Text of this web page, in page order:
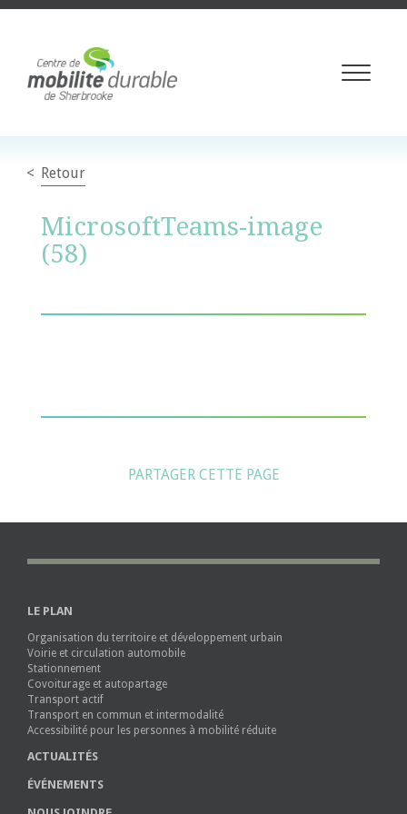
Toggle
Retour
MicrosoftTeams-image
(58)
PARTAGER CETTE PAGE
LE PLAN
Organisation du territoire et développement urbain
Voirie et circulation automobile
Stationnement
Covoiturage et autopartage
Transport actif
Transport en commun et intermodalité
Accessibilité pour les personnes à mobilité réduite
ACTUALITÉS
ÉVÉNEMENTS